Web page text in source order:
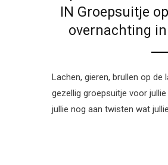
IN Groepsuitje
overnachting
Lachen, gieren, brullen op
gezellig groepsuitje voor
jullie nog aan twisten wat